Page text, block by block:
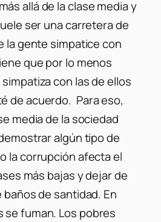
allá de la clase media y
ser una carretera de
la gente simpatice con
que por lo menos
con las de ellos
de acuerdo. Para eso,
media de la sociedad
algún tipo de
la corrupción afecta el
más bajas y dejar de
de santidad. En
se fuman. Los pobres